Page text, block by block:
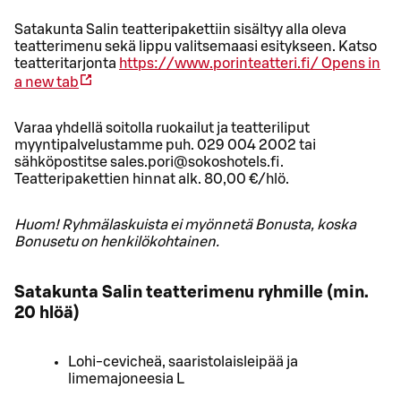
Satakunta Salin teatteripakettiin sisältyy alla oleva
teatterimenu sekä lippu valitsemaasi esitykseen. Katso
teatteritarjonta https://www.porinteatteri.fi/ Opens in
a new tab
Varaa yhdellä soitolla ruokailut ja teatteriliput
myyntipalvelustamme puh. 029 004 2002 tai
sähköpostitse sales.pori@sokoshotels.fi.
Teatteripakettien hinnat alk. 80,00 €/hlö.
Huom! Ryhmälaskuista ei myönnetä Bonusta, koska
Bonusetu on henkilökohtainen.
Satakunta Salin teatterimenu ryhmille (min.
20 hlöä)
Lohi-cevicheä, saaristolaisleipää ja
limemajoneesia L